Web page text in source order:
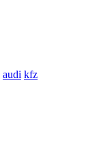
audi kfz